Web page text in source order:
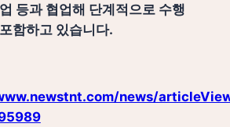
등과 협업해 단계적으로 수행
함하고 있습니다.
news/